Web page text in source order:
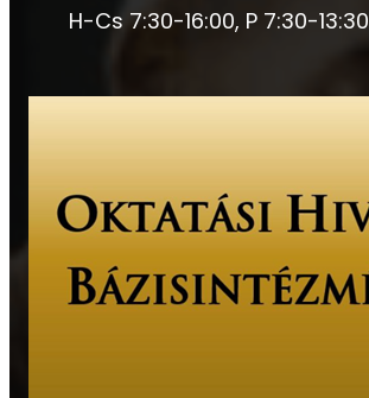
H-Cs 7:30-16:00, P 7:30-13:30